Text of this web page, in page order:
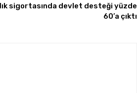
sigortasında devlet desteği yüzde
60’a çıktı